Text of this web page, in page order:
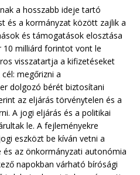
a hosszabb ideje tartó
és a kormányzat között zajlik a
és támogatások elosztása
10 milliárd forintot vont le
visszatartja a kifizetéseket
megőrizni a
dolgozó bérét biztosítani
az eljárás törvénytelen és a
A jogi eljárás és a politikai
le. A fejleményekre
eszközt be kíván vetni a
az önkormányzati autonómia
napokban várható bírósági